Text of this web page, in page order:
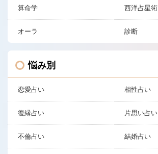
算命学 西洋占星術
オーラ 診断
悩み別
恋愛占い 相性占い
復縁占い 片思い占い
不倫占い 結婚占い